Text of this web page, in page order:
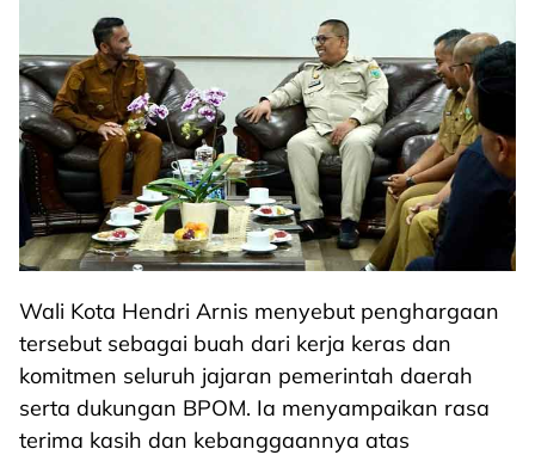
Wali Kota Hendri Arnis menyebut penghargaan
tersebut sebagai buah dari kerja keras dan
komitmen seluruh jajaran pemerintah daerah
serta dukungan BPOM. Ia menyampaikan rasa
terima kasih dan kebanggaannya atas